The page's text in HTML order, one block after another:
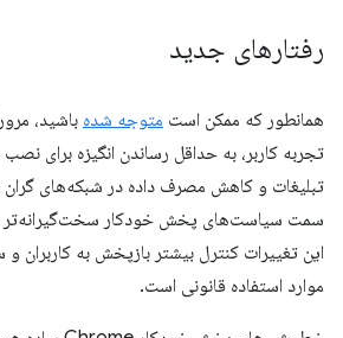
رفتارهای جدید
همانطور که ممکن است متوجه شده باشید،
تجربه کاربر، به حداقل رساندن انگیزه برای
تبلیغات و کاهش مصرف داده در شبکه‌های
سمت سیاست‌های پخش خودکار سخت‌گیرانه‌تر
این تغییرات کنترل بیشتر بازپخش به کاربران و
موارد استفاده قانونی است.